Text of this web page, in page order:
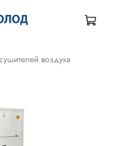
воздуха